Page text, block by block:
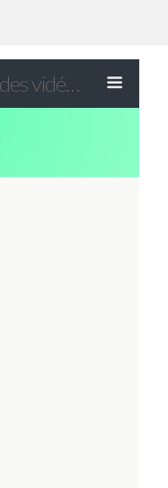
Debilos.fr - Le top des vidéos drôles du WEB !